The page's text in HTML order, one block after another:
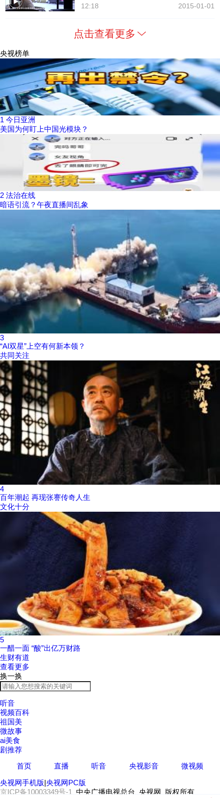
12:18 2015-01-01
点击查看更多
央视榜单
1 今日亚洲
美国为何盯上中国光模块？
2 法治在线
暗语引流？午夜直播间乱象
3
“AI双星”上空有何新本领？
共同关注
4
百年潮起 再现张謇传奇人生
文化十分
5
一醋一面 “酸”出亿万财路
生财有道
查看更多
换一换
听音
视频百科
祖国美
微故事
ai美食
剧推荐
首页
直播 听音 央视影音
微视频
央视网手机版|央视网PC版
京ICP备10003349号-1
中央广播电视总台 央视网 版权所有